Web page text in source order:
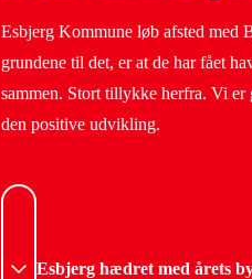
Esbjerg Kommune løb afsted med
grundene til det, er at de har fået
sammen. Stort tillykke herfra. Vi er
den positive udvikling.
Esbjerg hædret med årets